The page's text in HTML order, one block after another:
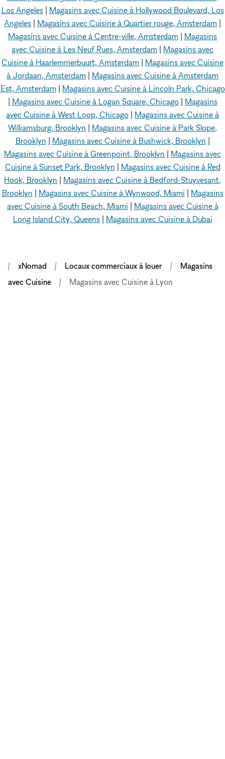
Los Angeles| Magasins avec Cuisine à Hollywood Boulevard, Los
Angeles | Magasins avec Cuisine à Quartier rouge, Amsterdam |
Magasins avec Cuisine à Centre-ville, Amsterdam | Magasins
avec Cuisine à Les Neuf Rues, Amsterdam | Magasins avec
Cuisine à Haarlemmerbuurt, Amsterdam | Magasins avec Cuisine
à Jordaan, Amsterdam | Magasins avec Cuisine à Amsterdam
Est, Amsterdam| Magasins avec Cuisine à Lincoln Park, Chicago
| Magasins avec Cuisine à Logan Square, Chicago| Magasins
avec Cuisine à West Loop, Chicago | Magasins avec Cuisine à
Williamsburg, Brooklyn | Magasins avec Cuisine à Park Slope,
Brooklyn | Magasins avec Cuisine à Bushwick, Brooklyn |
Magasins avec Cuisine à Greenpoint, Brooklyn | Magasins avec
Cuisine à Sunset Park, Brooklyn | Magasins avec Cuisine à Red
Hook, Brooklyn | Magasins avec Cuisine à Bedford-Stuyvesant,
Brooklyn | Magasins avec Cuisine à Wynwood, Miami | Magasins
avec Cuisine à South Beach, Miami | Magasins avec Cuisine à
Long Island City, Queens| Magasins avec Cuisine à Dubai
xNomad Locaux commerciaux à louer
Magasins
avec Cuisine
Magasins avec Cuisine à Lyon